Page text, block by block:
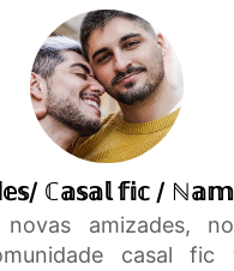
amizades,
casal fic